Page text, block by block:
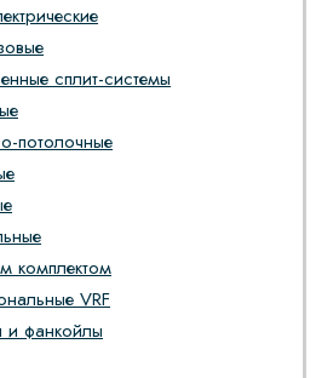
сплит-системы
потолочные
комплектом
VRF
и фанкойлы